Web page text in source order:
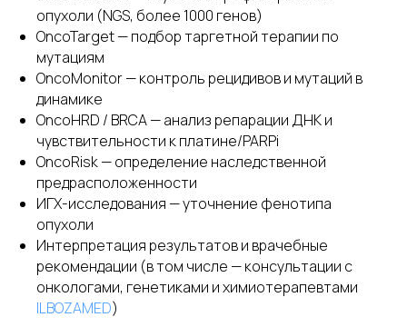
опухоли (NGS, более 1000 генов)
OncoTarget — подбор таргетной терапии по
мутациям
OncoMonitor — контроль рецидивов и мутаций в
динамике
OncoHRD / BRCA — анализ репарации ДНК и
чувствительности к платине/PARPi
OncoRisk — определение наследственной
предрасположенности
ИГХ-исследования — уточнение фенотипа
опухоли
Интерпретация результатов и врачебные
рекомендации (в том числе — консультации с
онкологами, генетиками и химиотерапевтами
ILBOZAMED)